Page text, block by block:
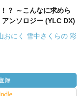
？ ～こんなに求めら
ンソロジー (YLC DX)
おにく 雪中さくらの 彩